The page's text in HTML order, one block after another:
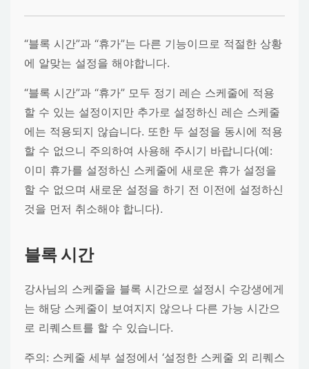
“블록 시간”과 “휴가”는 다른 기능이므로 적절한 상황
에 알맞는 설정을 해야합니다.
“블록 시간”과 “휴가” 모두 정기 레슨 스케줄에 적용
할 수 있는 설정이지만 추가로 설정하신 레슨 스케줄
에는 적용되지 않습니다. 또한 두 설정을 동시에 적용
할 수 없으니 주의하여 사용해 주시기 바랍니다(예:
이미 휴가를 설정하신 스케줄에 새로운 휴가 설정을
할 수 없으며 새로운 설정을 하기 전 이전에 설정하신
것을 먼저 취소해야 합니다).
블록 시간
강사님의 스케줄을 블록 시간으로 설정시 수강생에게
는 해당 스케줄이 보여지지 않으나 다른 가능 시간으
로 리퀘스트를 할 수 있습니다.
주의: 스케줄 세부 설정에서 ‘설정한 스케줄 외 리퀘스